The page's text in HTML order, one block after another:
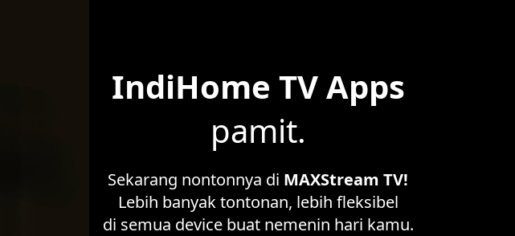
IndiHome TV Apps
pamit.
Sekarang nontonnya di MAXStream TV!
Lebih banyak tontonan, lebih fleksibel
di semua device buat nemenin hari kamu.